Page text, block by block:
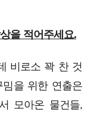
을 적어주세요.
비로소 꽉 찬 것
을 위한 연출은
모아온 물건들,